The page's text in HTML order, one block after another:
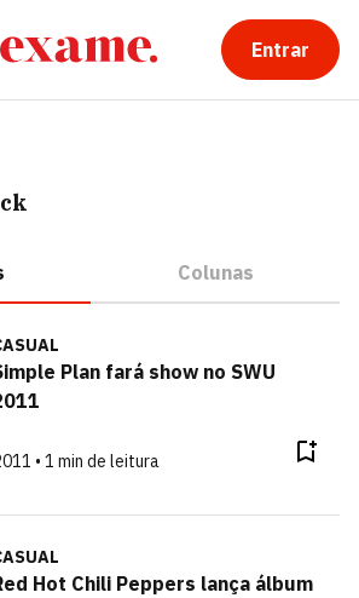
Entrar
Colunas
Plan fará show no SWU
• 1 min de leitura
Hot Chili Peppers lança álbum